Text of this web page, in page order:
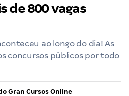
de 800 vagas
ao longo do dia! As
concursos públicos por todo
Gran Cursos Online